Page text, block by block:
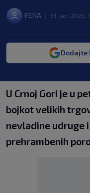
FENA 31. jan. 2025.
Dodajte
U Crnoj Gori je u
bojkot velikih
nevladine udruge
prehrambenih